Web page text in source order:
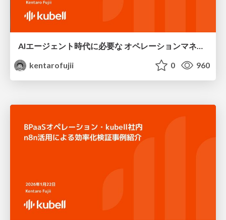
AIエージェント時代に必要な オペレーションマネージャーのロールとは
kentarofujii
0 960